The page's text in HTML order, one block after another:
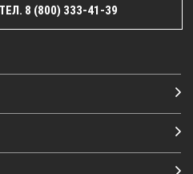
8 (800) 333-41-39